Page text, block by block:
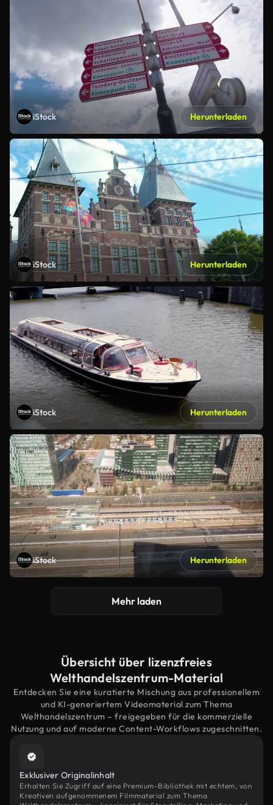
iStock Herunterladen
iStock Herunterladen
iStock Herunterladen
iStock Herunterladen
Mehr laden
Übersicht über lizenzfreies
Welthandelszentrum-Material
Entdecken Sie eine kuratierte Mischung aus professionellem
und KI-generiertem Videomaterial zum Thema
Welthandelszentrum – freigegeben für die kommerzielle
Nutzung und auf moderne Content-Workflows zugeschnitten.
Exklusiver Originalinhalt
Erhalten Sie Zugriff auf eine Premium-Bibliothek mit echtem, von
Kreativen aufgenommenem Filmmaterial zum Thema